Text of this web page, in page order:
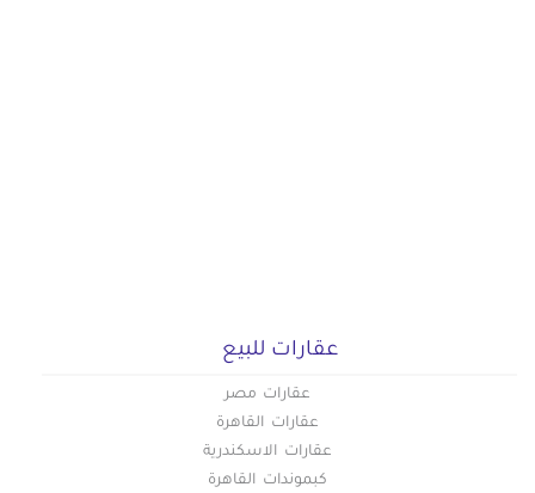
عقارات للبيع
عقارات مصر
عقارات القاهرة
عقارات الاسكندرية
كبموندات القاهرة